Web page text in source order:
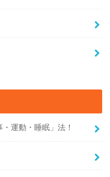
運動・睡眠」法！